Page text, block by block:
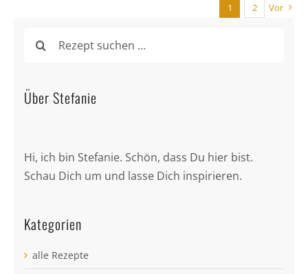
1 2 Vor
nach:
Über Stefanie
Hi, ich bin Stefanie. Schön, dass Du hier bist.
Schau Dich um und lasse Dich inspirieren.
Kategorien
alle Rezepte